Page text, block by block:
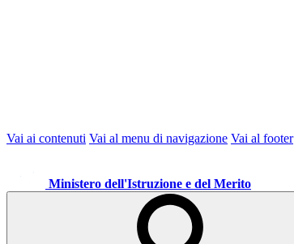
Vai ai contenuti Vai al menu di navigazione Vai al footer
Ministero dell'Istruzione e del Merito